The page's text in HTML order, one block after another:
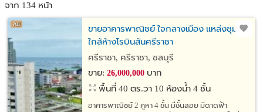
จาก 134 หน้า
ขายอาคารพาณิชย์ ใจกลางเมือง แหล่งชุมชน
ใกล้ห้างโรบินสันศรีราชา
ศรีราชา, ศรีราชา, ชลบุรี
ขาย: 26,000,000บาท
พื้นที่ 40 ตร.วา 10 ห้องน้ำ 4 ชั้น
อาคารพาณิชย์ 2 คูหา 4 ชั้น มีชั้นลอย มีดาดฟ้า